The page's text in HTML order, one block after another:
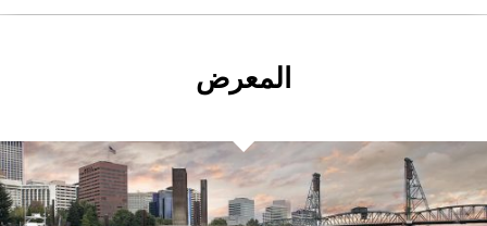
المعرض